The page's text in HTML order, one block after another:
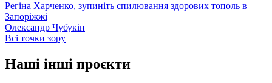
Регіна Харченко, зупиніть спилювання здорових тополь в
Запоріжжі
Олександр Чубукін
Всі точки зору
Наші інші проєкти